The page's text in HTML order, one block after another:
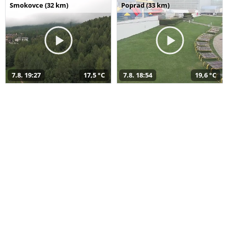
Smokovce (32 km)
7.8. 19:27 17,5 °C
Poprad (33 km)
7.8. 18:54 19,6 °C